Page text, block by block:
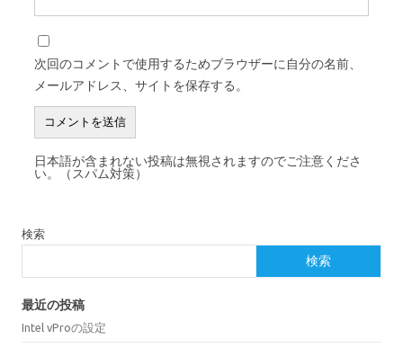
次回のコメントで使用するためブラウザーに自分の名前、
メールアドレス、サイトを保存する。
日本語が含まれない投稿は無視されますのでご注意くださ
い。（スパム対策）
検索
検索
最近の投稿
Intel vProの設定